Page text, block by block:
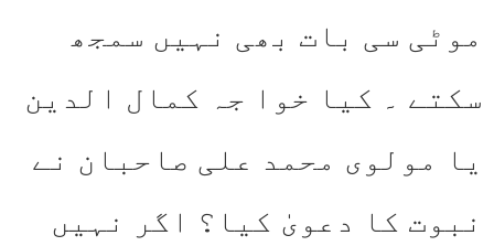
موٹی سی بات بھی نہیں سمجھ
سکتے ۔ کیا خوا جہ کمال الدین
یا مولوی محمد علی صاحبان نے
نبوت کا دعویٰ کیا؟ اگر نہیں